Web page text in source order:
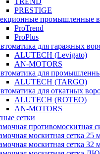
PRESTIGE
промышленные
ProTrend
ProPlus
для гаражных
ALUTECH (Levigato)
AN-MOTORS
для
ALUTECH (TARGO)
для откатных
ALUTECH (ROTEO)
AN-MOTORS
сетки
противомоскитная
москитная сетка 25
москитная сетка 32